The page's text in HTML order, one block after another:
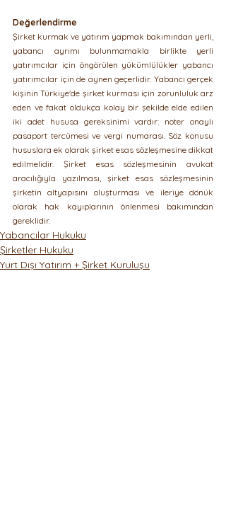
Değerlendirme
Şirket kurmak ve yatırım yapmak bakımından yerli,
yabancı ayrımı bulunmamakla birlikte yerli
yatırımcılar için öngörülen yükümlülükler yabancı
yatırımcılar için de aynen geçerlidir. Yabancı gerçek
kişinin Türkiye'de şirket kurması için zorunluluk arz
eden ve fakat oldukça kolay bir şekilde elde edilen
iki adet hususa gereksinimi vardır: noter onaylı
pasaport tercümesi ve vergi numarası. Söz konusu
hususlara ek olarak şirket esas sözleşmesine dikkat
edilmelidir. Şirket esas sözleşmesinin avukat
aracılığıyla yazılması, şirket esas sözleşmesinin
şirketin altyapısını oluşturması ve ileriye dönük
olarak hak kayıplarının önlenmesi bakımından
gereklidir.
Yabancılar Hukuku
Şirketler Hukuku
Yurt Dışı Yatırım + Şirket Kuruluşu